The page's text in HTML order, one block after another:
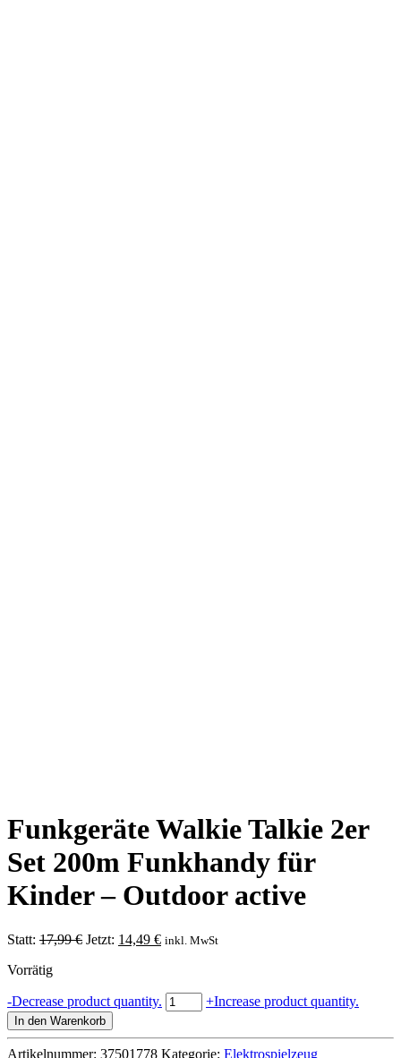
Funkgeräte Walkie Talkie 2er
Set 200m Funkhandy für
Kinder – Outdoor active
Statt: 17,99€ Ursprünglicher
Jetzt: 14,49 €Aktueller
inkl. MwSt
Vorrätig
-Decrease product quantity. Funkgeräte
Walkie
2er
+Increase product quantity.
In den Warenkorb
Artikelnummer: 37501778 Kategorie: Elektrospielzeug